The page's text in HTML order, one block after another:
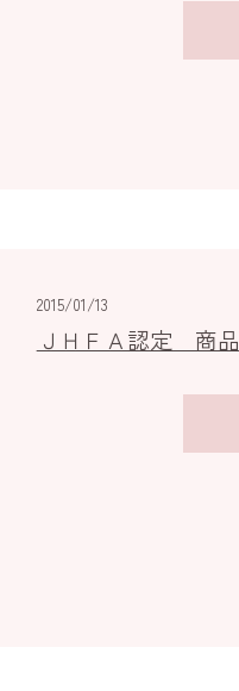
2015/01/13
ＪＨＦＡ認定 商品